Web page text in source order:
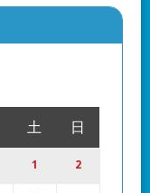
土 日
1 2